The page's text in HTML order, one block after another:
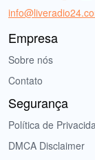
Empresa
Sobre nós
Contato
Segurança
Política de
DMCA Disclaimer